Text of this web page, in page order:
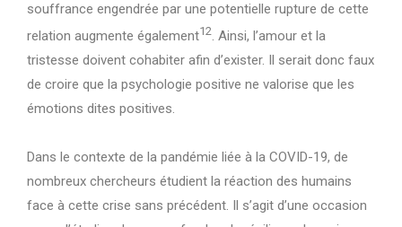
souffrance engendrée par une potentielle rupture de cette
relation augmente également12. Ainsi, l’amour et la
tristesse doivent cohabiter afin d’exister. Il serait donc faux
de croire que la psychologie positive ne valorise que les
émotions dites positives.
Dans le contexte de la pandémie liée à la COVID-19, de
nombreux chercheurs étudient la réaction des humains
face à cette crise sans précédent. Il s’agit d’une occasion